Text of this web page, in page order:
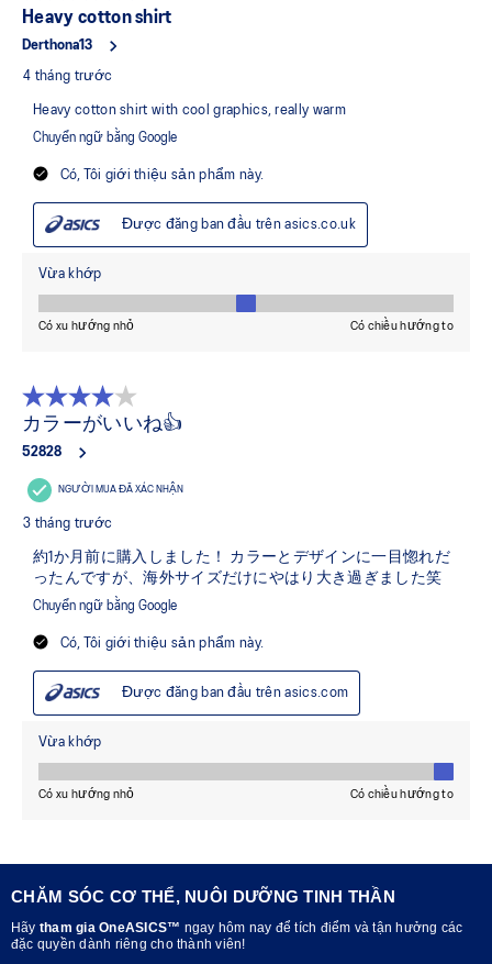
CHĂM SÓC CƠ THỂ, NUÔI DƯỠNG TINH THẦN
Hãy tham gia OneASICS™ ngay hôm nay để tích điểm và tận hưởng các
đặc quyền dành riêng cho thành viên!